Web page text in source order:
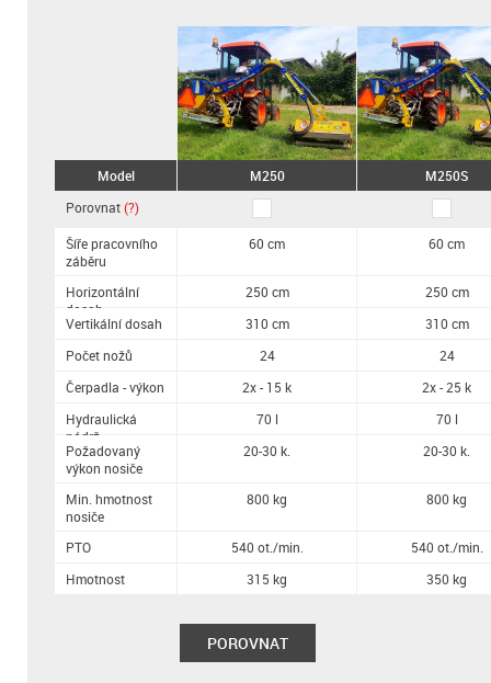
Model
Porovnat(?)
Šíře pracovního
záběru
Horizontální
dosah
Vertikální dosah
Počet nožů
Čerpadla - výkon
Hydraulická
nádrž
Požadovaný
výkon nosiče
Min. hmotnost
nosiče
PTO
Hmotnost
M250 M250S
60 cm 60 cm
250 cm
250 cm
310 cm
310 cm
24
24
2x - 15 k
2x - 25 k
70 l
70 l
20-30 k.
20-30 k.
800 kg 800 kg
540 ot./min.
540 ot./min.
315 kg
350 kg
POROVNAT